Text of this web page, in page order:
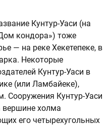
Кунтур-Уаси (на
кондора») тоже
— на реке Хекетепеке, в
Некоторые
Кунтур-Уаси в
(или Ламбайеке),
Сооружения Кунтур-Уаси
вершине холма
его четырехугольных